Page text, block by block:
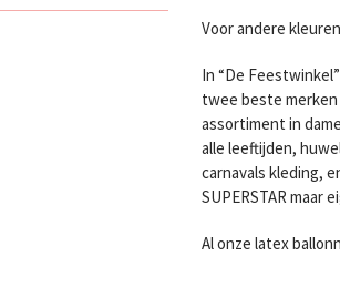
Voor andere
In “De
twee beste merken
assortiment in
alle leeftijden,
carnavals kleding,
SUPERSTAR maar
Al onze latex